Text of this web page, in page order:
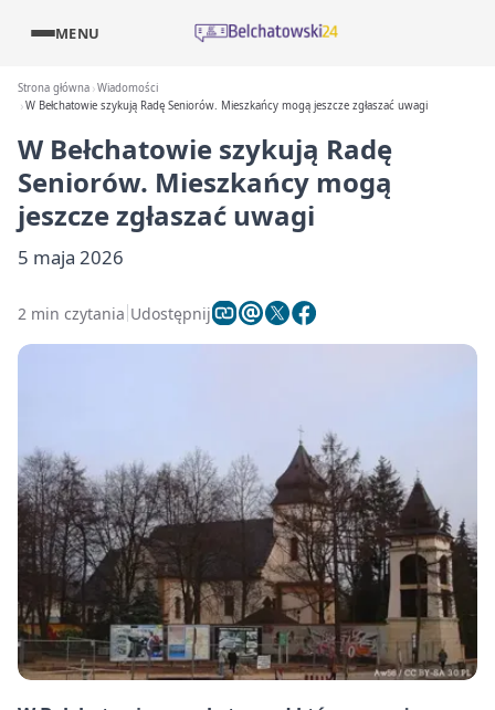
MENU
Strona główna Wiadomości
W Bełchatowie szykują Radę Seniorów. Mieszkańcy mogą jeszcze zgłaszać uwagi
W Bełchatowie szykują Radę
Seniorów. Mieszkańcy mogą
jeszcze zgłaszać uwagi
5 maja 2026
2 min czytania Udostępnij